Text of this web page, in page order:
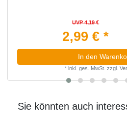
UVP 4,19 €
2,99 € *
In den
* inkl. ges. MwSt. zzgl.
Sie könnten auch